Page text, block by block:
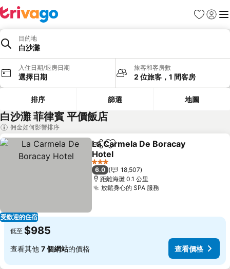
我的最愛
登入 選
目的地
白沙灘
入住日期/退房日期
選擇日期
旅客和客房數
2 位旅客，1 間客房
排序 篩選 地圖
白沙灘 菲律賓 平價飯店
佣金如何影響排序
受歡迎的住宿
分享 加入我的最愛
La Carmela De Boracay
Hotel
查看價格
3 星級
6.0
18,507
距離海灘 0.1 公里
放鬆身心的 SPA 服務
低至 $985
查看其他 7 個網站的價格 查看價格